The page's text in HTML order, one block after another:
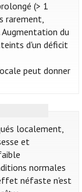
(> 1
rarement,
du
d'un déficit
peut donner
localement,
et
normales
néfaste n'est